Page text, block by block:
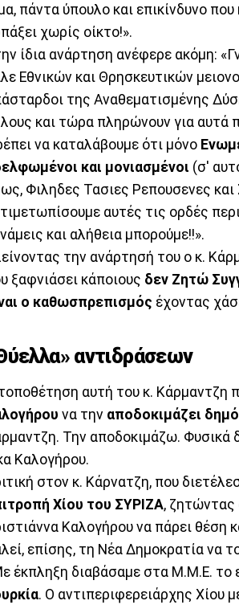
πάντα ύπουλο και επικίνδυνο
χωρίς οίκτο!».
ίδια ανάρτηση ανέφερε ακόμη:
Εθνικών και Θρησκευτικών
της Αναθεματισμένης
και τώρα πληρώνουν για αυτά
να καταλάβουμε ότι μόνο
και μονιασμένοι (σ'
Φιληδες Τασιες Ρεπουσενες
αυτές τις ορδές
και αλήθεια μπορούμε!!».
την ανάρτησή του ο κ.
ξαφνιάσει κάποιους δεν Ζητώ
ο καθωσπρεπισμός έχοντας
αντιδράσεων
αυτή του κ. Κάρμαντζη
να την αποδοκιμάζει
Την αποδοκιμάζω. Φυσικά
Καλογήρου.
στον κ. Κάρνατζη, που
Χίου του ΣΥΡΙΖΑ, ζητώντας
Καλογήρου να πάρει θέση
επίσης, τη Νέα Δημοκρατία να
έκπληξη διαβάσαμε στα Μ.Μ.Ε. το
. Ο αντιπεριφερειάρχης Χίου